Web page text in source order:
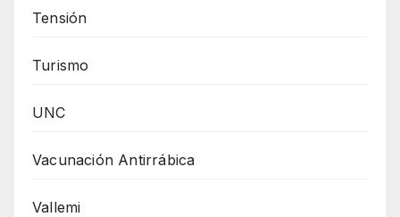
Tensión
Turismo
UNC
Vacunación Antirrábica
Vallemi